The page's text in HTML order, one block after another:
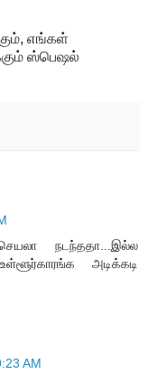
எங்கள்
ஸ்பெஷல்
நடந்ததா...இல்ல
அடிக்கடி
AM